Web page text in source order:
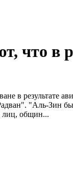
что в
в
"Аль-Зин
лиц, общин...